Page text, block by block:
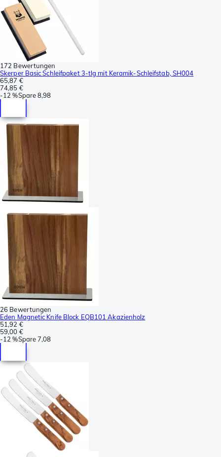
172 Bewertungen
Skerper Basic Schleifpaket 3-tlg mit Keramik-Schleifstab, SH004
65,87 €
74,85 €
-12 %Spare8,98
26 Bewertungen
Eden Magnetic Knife Block EQB101 Akazienholz
51,92 €
59,00 €
-12 %Spare7,08